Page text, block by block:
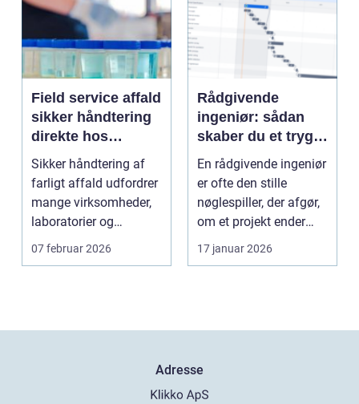
Field service affald
sikker håndtering
direkte hos
virksomheden
Sikker håndtering af
farligt affald udfordrer
mange virksomheder,
laboratorier og
uddannelsessteder....
07 februar 2026
Rådgivende
ingeniør: sådan
skaber du et trygt
og effektivt bygge-
eller
maskinprojekt
En rådgivende ingeniør
er ofte den stille
nøglespiller, der afgør,
om et projekt ender
som en succes...
17 januar 2026
Adresse